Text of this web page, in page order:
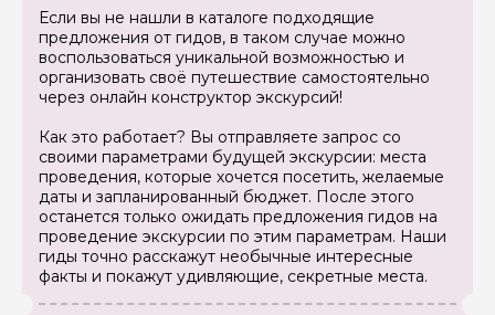
Если вы не нашли в каталоге подходящие
предложения от гидов, в таком случае можно
воспользоваться уникальной возможностью и
организовать своё путешествие самостоятельно
через онлайн конструктор экскурсий!
Как это работает? Вы отправляете запрос со
своими параметрами будущей экскурсии: места
проведения, которые хочется посетить, желаемые
даты и запланированный бюджет. После этого
останется только ожидать предложения гидов на
проведение экскурсии по этим параметрам. Наши
гиды точно расскажут необычные интересные
факты и покажут удивляющие, секретные места.